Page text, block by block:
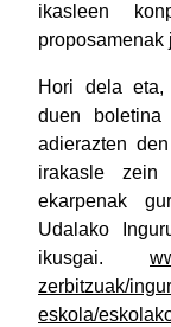
ikasleen
proposamenak
Hori dela eta,
duen
adierazten
irakasle zein
ekarpenak
Udalako
ikusgai.
zerbitzuak/
eskola/